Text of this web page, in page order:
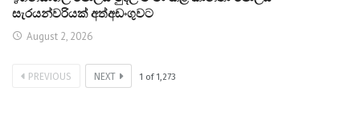
සැරයන්වරියක් අත්අඩංගුවට
August 2, 2026
PREVIOUS NEXT 1 of 1,273